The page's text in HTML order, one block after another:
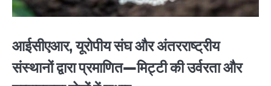
आईसीएआर, यूरोपीय संघ और अंतरराष्ट्रीय
संस्थानों द्वारा प्रमाणित—मिट्टी की उर्वरता और